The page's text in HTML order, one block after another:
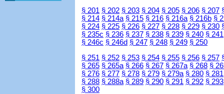
§ 201 § 202 § 203 § 204 § 205 § 206 § 207
§ 214 § 214a § 215 § 216 § 216a § 216b §
§ 224 § 225 § 226 § 227 § 228 § 229 § 230
§ 235c § 236 § 237 § 238 § 239 § 240 § 241
§ 246c § 246d § 247 § 248 § 249 § 250
§ 251 § 252 § 253 § 254 § 255 § 256 § 257
§ 265 § 265a § 266 § 267 § 267a § 268 §
§ 276 § 277 § 278 § 279 § 279a § 280 § 281
§ 288 § 288a § 289 § 290 § 291 § 292 § 293
§ 300